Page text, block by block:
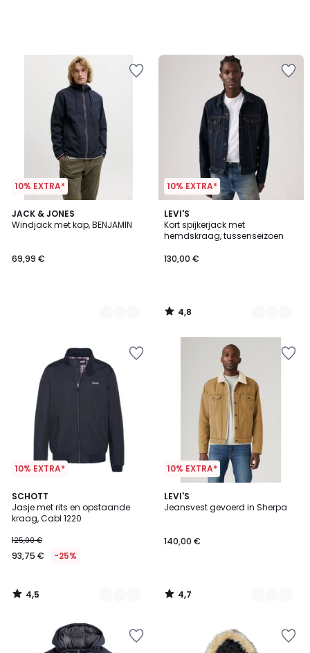
10% EXTRA*
JACK & JONES
Windjack met kap, BENJAMIN
69,99 €
2
Kleuren
10% EXTRA*
LEVI'S
Kort spijkerjack met
hemdskraag, tussenseizoen
130,00 €
4,8
/ 5
2
Kleuren
4,8
/
10% EXTRA*
SCHOTT
Jasje met rits en opstaande
kraag, Cabl 1220
125,00 €
93,75 € -25%
4,5
/ 5
2
Kleuren
4,5
/
10% EXTRA*
LEVI'S
Jeansvest gevoerd in Sherpa
140,00 €
4,7
/ 5
3
Kleuren
4,7
/